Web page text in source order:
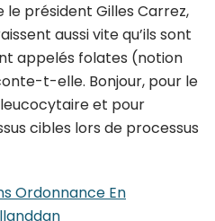
président Gilles Carrez,
aussi vite qu’ils sont
appelés folates (notion
t-elle. Bonjour, pour le
et pour
cibles lors de processus
Ordonnance En